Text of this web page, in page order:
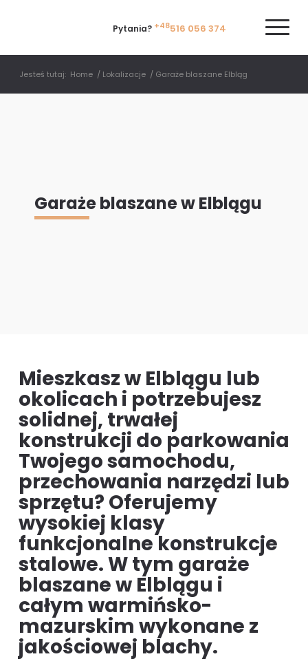
Pytania? +48516 056 374
Jesteś tutaj: Home / Lokalizacje / Garaże blaszane Elbląg
Garaże blaszane w Elblągu
Mieszkasz w Elblągu lub
okolicach i potrzebujesz
solidnej, trwałej
konstrukcji do parkowania
Twojego samochodu,
przechowania narzędzi lub
sprzętu? Oferujemy
wysokiej klasy
funkcjonalne konstrukcje
stalowe. W tym garaże
blaszane w Elblągu i
całym warmińsko-
mazurskim wykonane z
jakościowej blachy.